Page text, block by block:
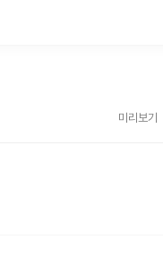
미리보기